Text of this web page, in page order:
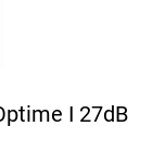
I 27dB